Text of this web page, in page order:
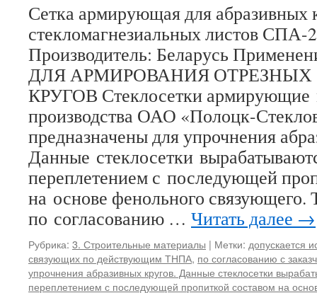
Сетка армирующая для абразивных
стекломагнезиальных листов
Производитель: Беларусь
ДЛЯ АРМИРОВАНИЯ ОТРЕЗНЫХ
КРУГОВ Стеклосетки
производства ОАО «Полоцк-
предназначены для упрочнения
Данные стеклосетки
переплетением с последующей
на основе фенольного связующего.
по согласованию … Читать далее →
Рубрика: 3. Строительные материалы | Метки: допускается
связующих по действующим ТНПА, по согласованию с
упрочнения абразивных кругов. Данные стеклосетки
переплетением с последующей пропиткой составом на